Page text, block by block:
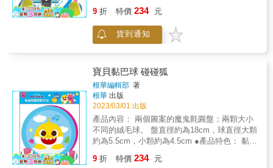
球。 盤背的魔鬼氈扣帶可調整，便於固定手
部。 黏著力高，背袋方便調整，用法簡易，適
合親子戶外遊戲，開心動一動！ ★玩法介紹：
投擲增加難度。 兩人以上玩：可依據自己和同
伴的力氣大小決定距離的遠近
9 折 特價 234 元
貨到通知
寶貝黏巴球 碰碰狐
根華編輯部 著
根華 出版
2023/03/01 出版
產品內容： 兩個圖案的魔鬼氈圓盤；兩顆大小
不同的絨毛球。 盤直徑約為18cm，球直徑大顆
約為5.5cm，小顆約為4.5cm ●產品特色： 黏巴
球。 盤背的魔鬼氈扣帶可調整，便於固定手
9 折 特價 234 元